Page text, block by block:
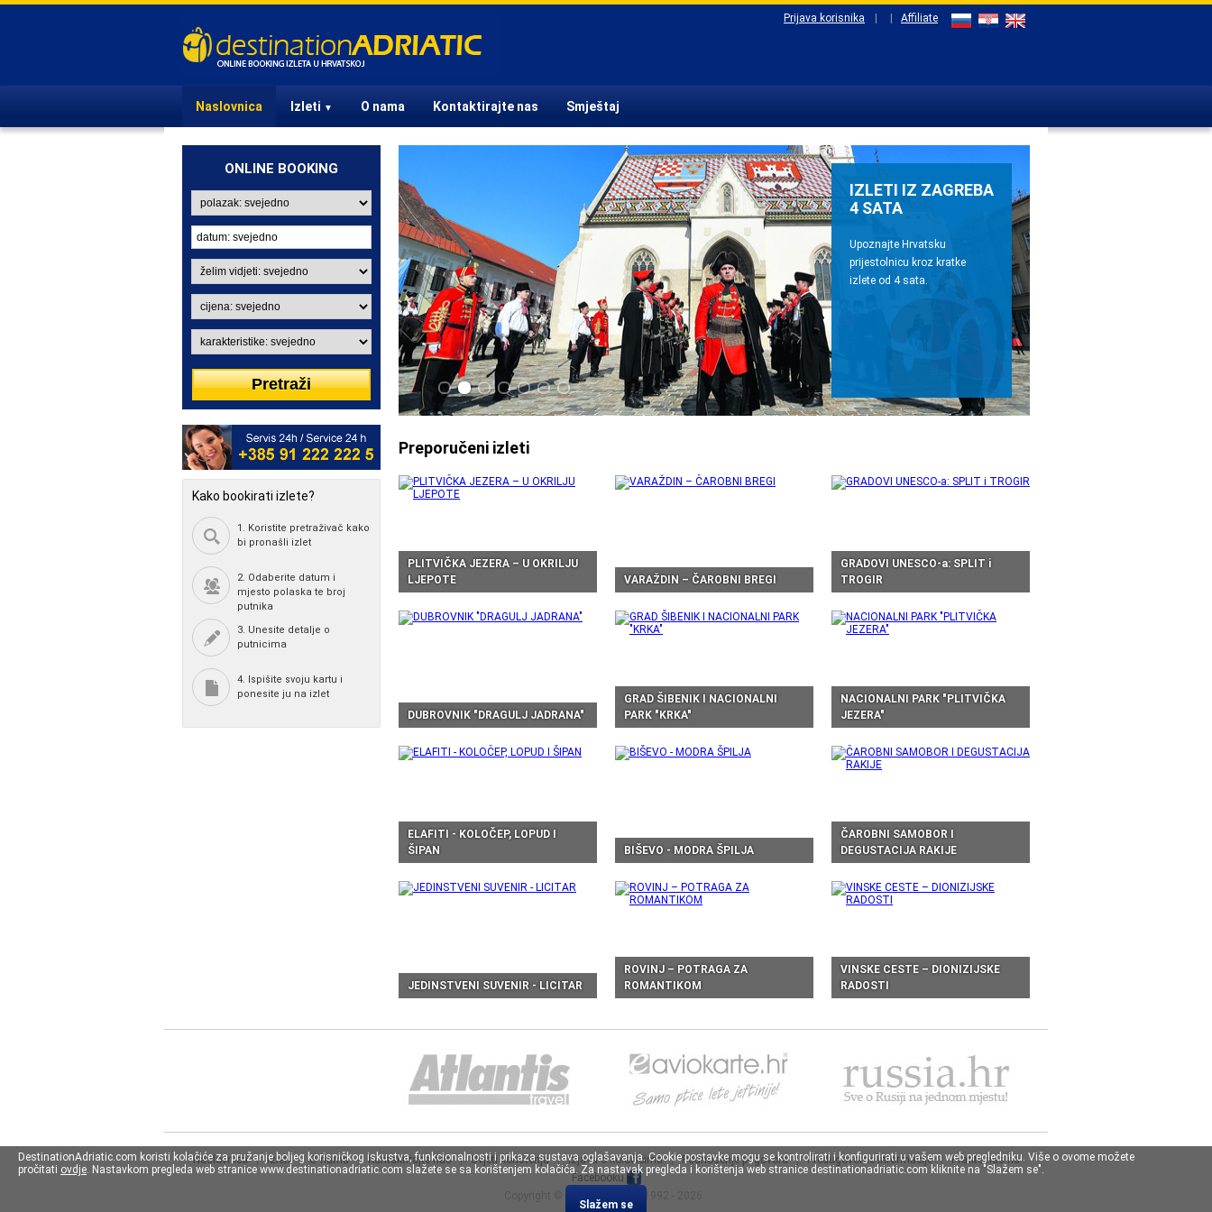
Prijava korisnika Affiliate
Naslovnica Izleti ▼ O nama Kontaktirajte nas Smještaj
ONLINE BOOKING
IZLETI IZ ZAGREBA
U Zagrebu ste? Izaberite
jedan od atraktivnih izleta i
oduševite prijatelje i poslovne
partnere.
IZLETI IZ ZAGREBA
4 SATA
Upoznajte Hrvatsku
prijestolnicu kroz kratke
izlete od 4 sata.
Kako bookirati izlete?
1. Koristite pretraživač kako
bi pronašli izlet
2. Odaberite datum i
mjesto polaska te broj
putnika
3. Unesite detalje o
putnicima
4. Ispišite svoju kartu i
ponesite ju na izlet
Preporučeni izleti
PLITVIČKA JEZERA – U OKRILJU
LJEPOTE
VARAŽDIN – ČAROBNI BREGI
GRADOVI UNESCO-a: SPLIT i
TROGIR
DUBROVNIK "DRAGULJ JADRANA"
GRAD ŠIBENIK I NACIONALNI
PARK "KRKA"
NACIONALNI PARK "PLITVIČKA
JEZERA"
ELAFITI - KOLOČEP, LOPUD I
ŠIPAN
BIŠEVO - MODRA ŠPILJA
ČAROBNI SAMOBOR I
DEGUSTACIJA RAKIJE
JEDINSTVENI SUVENIR - LICITAR
ROVINJ – POTRAGA ZA
ROMANTIKOM
VINSKE CESTE – DIONIZIJSKE
RADOSTI
DestinationAdriatic.com koristi kolačiće za pružanje boljeg korisničkog iskustva, funkcionalnosti i prikaza sustava oglašavanja. Cookie postavke mogu se kontrolirati i konfigurirati u vašem web pregledniku. Više o ovome možete
pročitati ovdje. Nastavkom pregleda web stranice www.destinationadriatic.com slažete se sa korištenjem kolačića. Za nastavak pregleda i korištenja web stranice destinationadriatic.com kliknite na "Slažem se".
Slažem se
Naslovnica|Izleti|O nama| Kontaktirajte nas|Uvjeti korištenja|Izjava o kolačićima|Podnošenje prigovora|Predugovorne informacije|Pratite nas na
Facebooku